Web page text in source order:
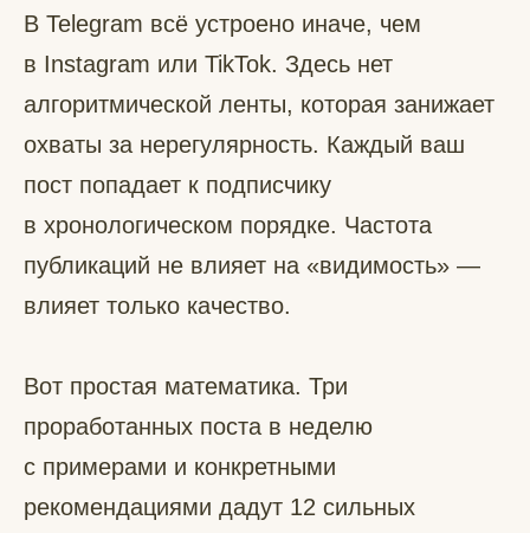
В Telegram всё устроено иначе, чем
в Instagram или TikTok. Здесь нет
алгоритмической ленты, которая занижает
охваты за нерегулярность. Каждый ваш
пост попадает к подписчику
в хронологическом порядке. Частота
публикаций не влияет на «видимость» —
влияет только качество.
Вот простая математика. Три
проработанных поста в неделю
с примерами и конкретными
рекомендациями дадут 12 сильных